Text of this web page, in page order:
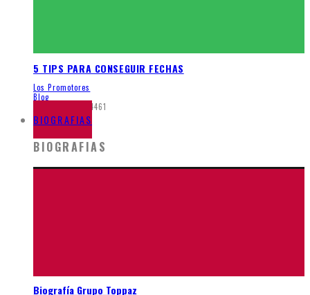
5 TIPS PARA CONSEGUIR FECHAS
Los Promotores
Blog
4461
BIOGRAFIAS
BIOGRAFIAS
Biografía Grupo Toppaz